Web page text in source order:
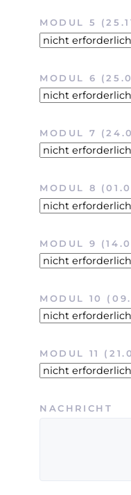
PFLICHTFELD
MODUL 5
PFLICHTFELD
MODUL 6
PFLICHTFELD
MODUL 7
PFLICHTFELD
MODUL 8
PFLICHTFELD
MODUL 9
PFLICHTFELD
MODUL 10
PFLICHTFELD
MODUL 11
NACHRICHT